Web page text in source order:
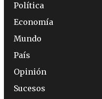
Política
Economía
Mundo
País
Opinión
Sucesos